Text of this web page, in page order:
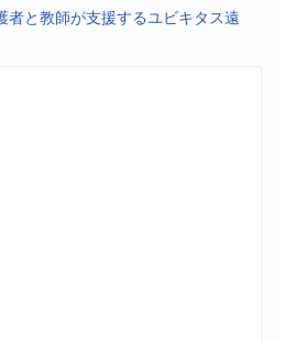
者と教師が支援するユビキタス遠